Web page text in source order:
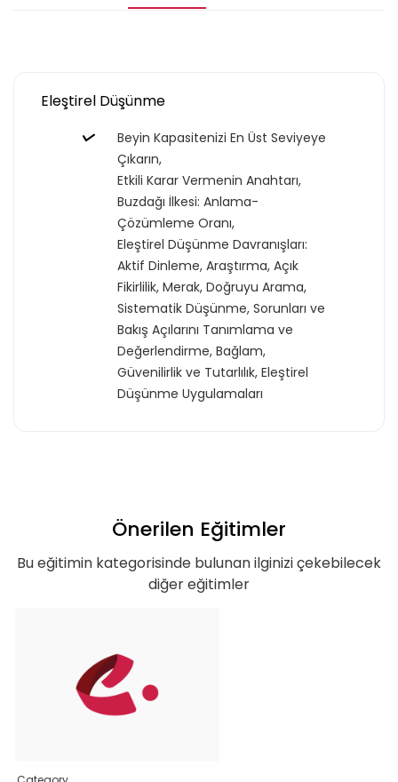
Eleştirel Düşünme
Beyin Kapasitenizi En Üst Seviyeye
Çıkarın,
Etkili Karar Vermenin Anahtarı,
Buzdağı İlkesi: Anlama-
Çözümleme Oranı,
Eleştirel Düşünme Davranışları:
Aktif Dinleme, Araştırma, Açık
Fikirlilik, Merak, Doğruyu Arama,
Sistematik Düşünme, Sorunları ve
Bakış Açılarını Tanımlama ve
Değerlendirme, Bağlam,
Güvenilirlik ve Tutarlılık, Eleştirel
Düşünme Uygulamaları
Önerilen Eğitimler
Bu eğitimin kategorisinde bulunan ilginizi çekebilecek
diğer eğitimler
Teklif listende 50
adet eğitime